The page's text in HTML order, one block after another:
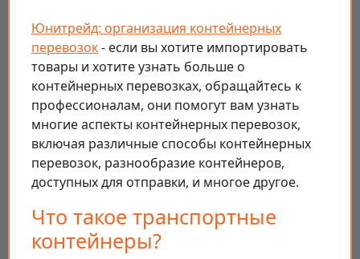
Юнитрейд: организация контейнерных
перевозок- eсли вы хотите импортировать
товары и хотите узнать больше о
контейнерных перевозках, обращайтесь к
профессионалам, они помогут вам узнать
многие аспекты контейнерных перевозок,
включая различные способы контейнерных
перевозок, разнообразие контейнеров,
доступных для отправки, и многое другое.
Что такое транспортные
контейнеры?